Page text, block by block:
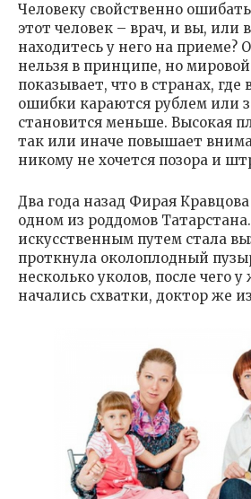
Человеку свойственно
этот человек – врач, и вы, или
находитесь у него на приеме?
нельзя в принципе, но
показывает, что в странах, где
ошибки караются рублем или
становится меньше. Высокая
так или иначе повышает
никому не хочется позора и
Два года назад Фирая
одном из роддомов
искусственным путем стала
проткнула околоплодный
несколько уколов, после чего
начались схватки, доктор же